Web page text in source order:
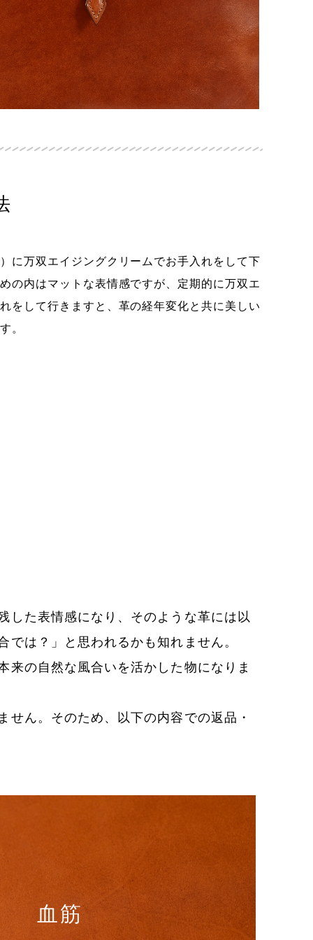
に万双エイジングクリームでお手入れをして下
の内はマットな表情感ですが、定期的に万双エ
をして行きますと、革の経年変化と共に美しい
。
した表情感になり、そのような革には以
は？」と思われるかも知れません。
来の自然な風合いを活かした物になりま
ん。そのため、以下の内容での返品・
血筋